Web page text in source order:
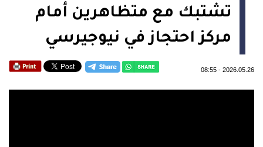
تشتبك مع متظاهرين أمام
مركز احتجاز في نيوجيرسي
2026.05.26
-
08:55